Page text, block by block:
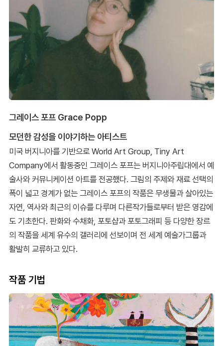
그레이스 포프 Grace Popp
모던한 감성을 이야기하는 아티스트
미국 버지니아를 기반으로 World Art Group, Tiny Art
Company에서 활동중인 그레이스 포프는 버지니아주립대에서 예
술사와 커뮤니케이션 아트를 전공했다. 그림의 주제와 재료 선택의
폭이 넓고 경계가 없는 그레이스 포프의 작품은 무생물과 살아있는
자연, 역사와 최근의 이슈를 다루며 다른작가들로부터 받은 영감에
도 기초한다. 판화와 수채화, 포토샵과 포토그래피 등 다양한 장르
의 작품을 세계 유수의 갤러리에 선보이며 전 세계 예술가그룹과
활발히 교류하고 있다.
작품 기법